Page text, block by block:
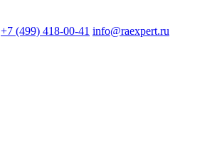
+7 (499) 418-00-41 info@raexpert.ru